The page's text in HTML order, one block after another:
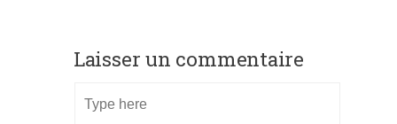
Laisser un commentaire